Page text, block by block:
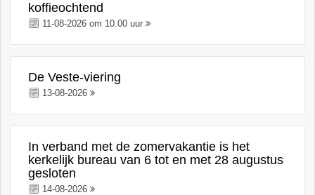
koffieochtend
11-08-2026 om 10.00 uur
De Veste-viering
13-08-2026
In verband met de zomervakantie is het
kerkelijk bureau van 6 tot en met 28 augustus
gesloten
14-08-2026